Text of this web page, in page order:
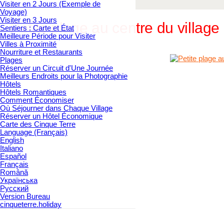
Visiter en 2 Jours (Exemple de
Voyage)
Visiter en 3 Jours
Sentiers : Carte et État
Meilleure Période pour Visiter
Villes à Proximité
Nourriture et Restaurants
Plages
Réserver un Circuit d'Une Journée
Meilleurs Endroits pour la Photographie
Hôtels
Hôtels Romantiques
Comment Économiser
Où Séjourner dans Chaque Village
Réserver un Hôtel Économique
Carte des Cinque Terre
Language (Français)
English
Italiano
Español
Français
Română
Українська
Русский
Version Bureau
cinqueterre.holiday
Petite plage au centre du